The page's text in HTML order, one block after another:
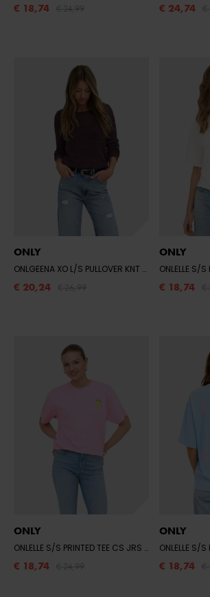
€ 18,74 € 24,74
ONLY
ONLGEENA XO L/S PULLOVER KNT NOOS - FUDGE
€ 20,24
ONLY
€ 18,74
ONLY
ONLELLE S/S PRINTED TEE CS JRS
- PRISM PINK/W.
€ 18,74
ONLY
€ 18,74